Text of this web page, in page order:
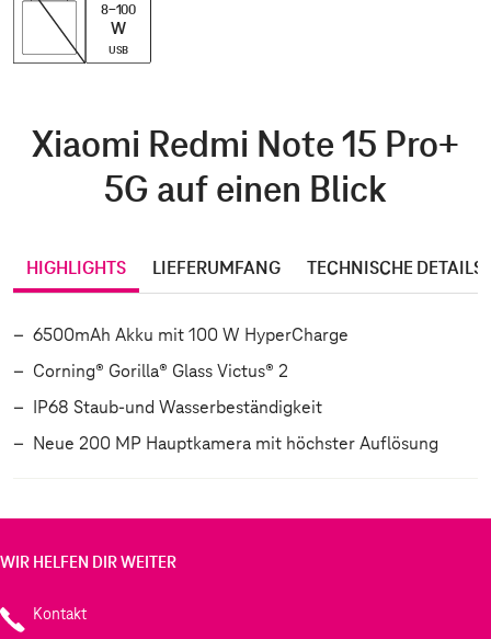
W
USB
8-100
Xiaomi Redmi Note 15 Pro+
5G auf einen Blick
HIGHLIGHTS LIEFERUMFANG TECHNISCHE DETAILS
6500mAh Akku mit 100 W HyperCharge
Corning® Gorilla® Glass Victus® 2
IP68 Staub-und Wasserbeständigkeit
Neue 200 MP Hauptkamera mit höchster Auflösung
WIR HELFEN DIR WEITER
Kontakt